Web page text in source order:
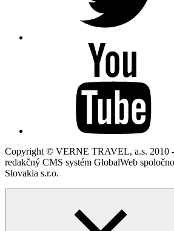
Copyright © VERNE TRAVEL, a.s. 2010
redakčný CMS systém GlobalWeb
Slovakia s.r.o.